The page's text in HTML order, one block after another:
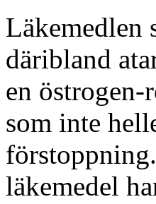
Läkemedlen
däribland
en
som inte
läkemedel